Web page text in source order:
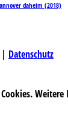
daheim (2018)
| Datenschutz